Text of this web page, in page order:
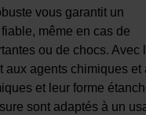
vous garantit un
même en cas de
ou de chocs. Avec
aux agents chimiques et
et leur forme
sont adaptés à un